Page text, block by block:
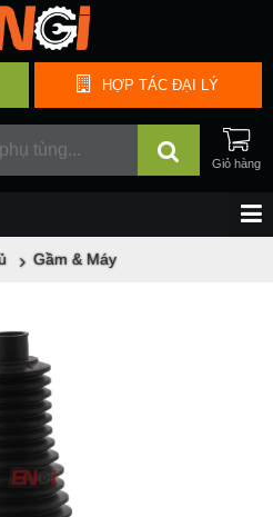
HỢP TÁC ĐẠI LÝ
Gầm & Máy